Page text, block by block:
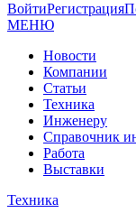
ВойтиРегистрация
МЕНЮ
Новости
Компании
Статьи
Техника
Инженеру
Справочник
Работа
Выставки
Техника